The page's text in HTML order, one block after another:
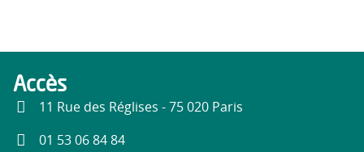
Accès
11 Rue des Réglises - 75 020 Paris
01 53 06 84 84